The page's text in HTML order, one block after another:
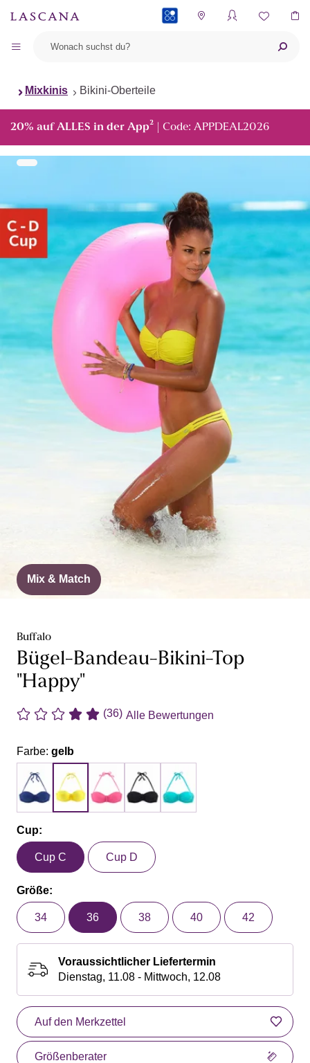
Mixkinis Bikini-Oberteile
20% auf ALLES in der App² | Code: APPDEAL2026
Mix & Match
Buffalo
Bügel-Bandeau-Bikini-Top
"Happy"
(36) Alle Bewertungen
Farbe: gelb
Cup:
Cup C Cup D
Größe:
34 36 38 40 42
Voraussichtlicher Liefertermin
Dienstag, 11.08 - Mittwoch, 12.08
Auf den Merkzettel
Größenberater